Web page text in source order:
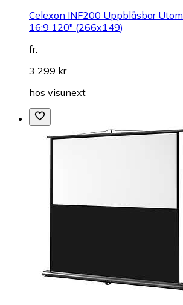
Celexon INF200 Uppblåsbar
16:9 120" (266x149)
fr.
3 299 kr
hos visunext